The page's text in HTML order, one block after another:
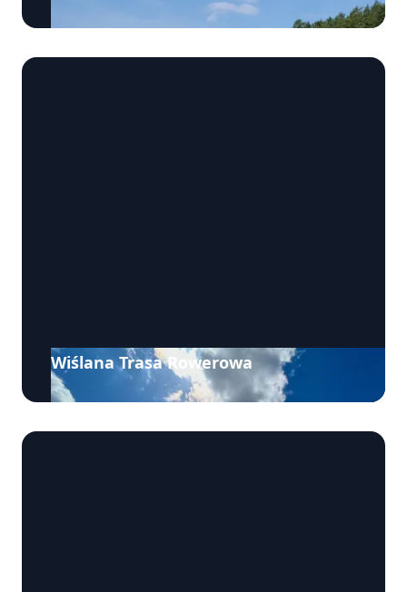
Wiślana Trasa Rowerowa